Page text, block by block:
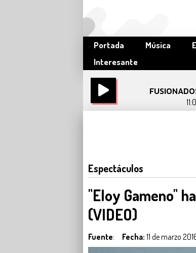
Portada Música
Interesante
Espectáculos
"Eloy Gameno"
(VIDEO)
Fuente: Fecha: 11 de marzo